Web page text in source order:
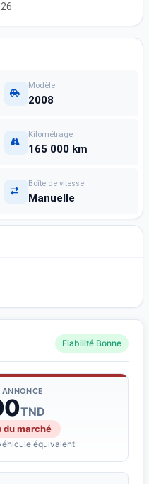
Modèle
2008
Kilométrage
165 000 km
Boîte de vitesse
Manuelle
Fiabilité Bonne
TND
du marché
équivalent